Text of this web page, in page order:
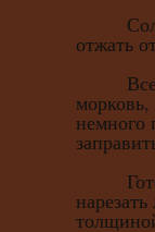
отжать
Все
немного